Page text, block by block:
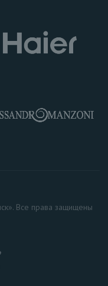
Все права защищены